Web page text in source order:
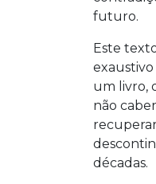
futuro.
Este
exaustivo
um livro,
não
décadas.